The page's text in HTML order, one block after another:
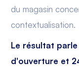
du magasin
contextualisation.
Le résultat
d'ouverture et